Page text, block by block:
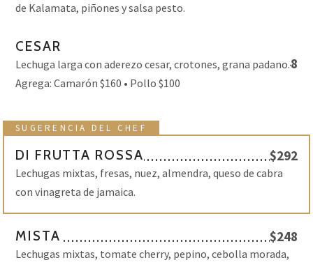
de Kalamata, piñones y salsa pesto.
CESAR
Lechuga larga con aderezo cesar, crotones, grana padano.
$248
Agrega: Camarón $160 • Pollo $100
SUGERENCIA DEL CHEF
DI FRUTTA ROSSA
Lechugas mixtas, fresas, nuez, almendra, queso de cabra
con vinagreta de jamaica.
$292
MISTA
Lechugas mixtas, tomate cherry, pepino, cebolla morada,
$248